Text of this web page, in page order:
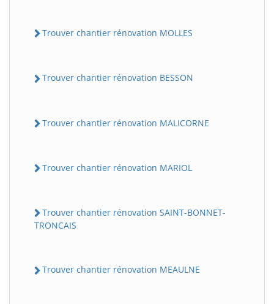
Trouver chantier rénovation MOLLES
Trouver chantier rénovation BESSON
Trouver chantier rénovation MALICORNE
Trouver chantier rénovation MARIOL
Trouver chantier rénovation SAINT-BONNET-
TRONCAIS
Trouver chantier rénovation MEAULNE